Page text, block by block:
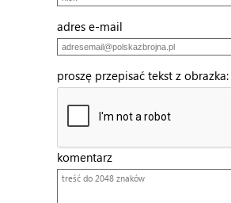
adres e-mail
proszę przepisać tekst z obrazka:
komentarz